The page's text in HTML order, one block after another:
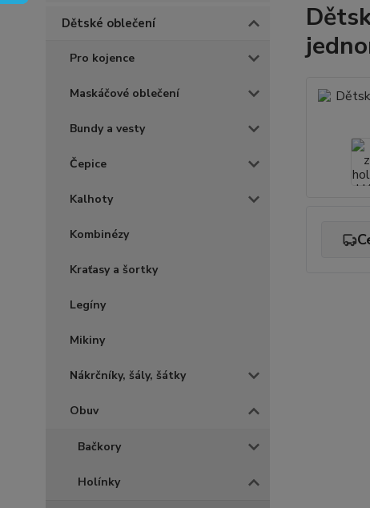
Dětské oblečení
Pro kojence
Maskáčové oblečení
Bundy a vesty
Čepice
Kalhoty
Kombinézy
Kraťasy a šortky
Legíny
Mikiny
Nákrčníky, šály, šátky
Obuv
Bačkory
Holínky